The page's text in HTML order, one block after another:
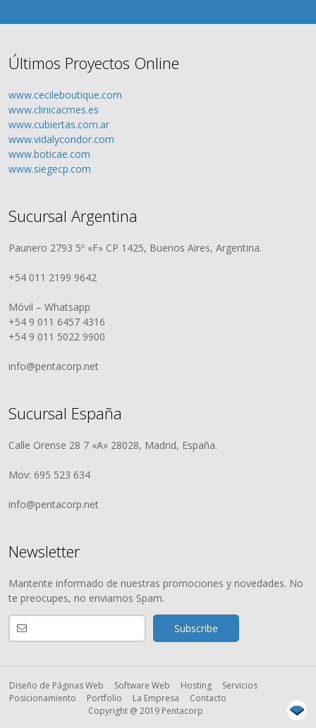
Últimos Proyectos Online
www.cecileboutique.com
www.clinicacmes.es
www.cubiertas.com.ar
www.vidalycondor.com
www.boticae.com
www.siegecp.com
Sucursal Argentina
Paunero 2793 5º «F» CP 1425, Buenos Aires, Argentina.
+54 011 2199 9642
Móvil – Whatsapp
+54 9 011 6457 4316
+54 9 011 5022 9900
info@pentacorp.net
Sucursal España
Calle Orense 28 7 «A» 28028, Madrid, España.
Mov: 695 523 634
info@pentacorp.net
Newsletter
Mantente informado de nuestras promociones y novedades. No
te preocupes, no enviamos Spam.
Diseño de Páginas Web Software Web Hosting
Servicios
Posicionamiento
Portfolio La Empresa
Contacto
Copyright @ 2019 Pentacorp